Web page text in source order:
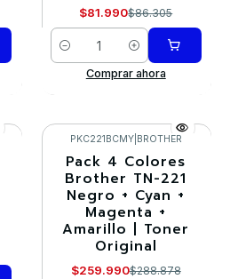
$81.990$86.305
Cantidad
Comprar ahora
-10%
Agotado
PKC221BCMY| BROTHER
Pack 4 Colores
Brother TN-221
Negro + Cyan +
Magenta +
Amarillo | Toner
Original
$259.990$288.878